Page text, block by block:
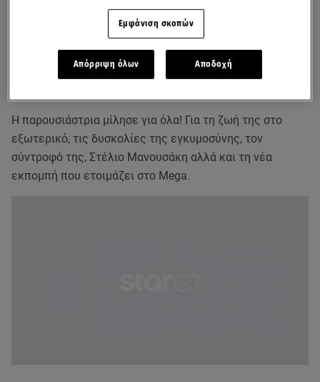
Μαρία Ηλιάκηπαραχώρησε την πρώτη της τηλεοπτική
συνέντευξη στην Ελένη Μενεγάκη, μετά τη γέννηση της
Η παρουσιάστρια μίλησε για όλα! Για τη ζωή της στο
εξωτερικό, τις δυσκολίες της εγκυμοσύνης, τον
σύντροφό της, Στέλιο Μανουσάκη αλλά και τη νέα
εκπομπή που ετοιμάζει στο Mega.
Εμφάνιση σκοπών
Απόρριψη όλων Αποδοχή